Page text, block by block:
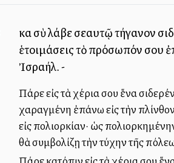
καὶ σὺ λάβε σεαυτῷ τήγανον
ἑτοιμάσεις τὸ πρόσωπόν σου
Ἰσραήλ. -
Πάρε εἰς τὰ χέρια σου ἕνα
χαραγμένη ἐπάνω εἰς τὴν
εἰς πολιορκίαν· ὡς
θὰ συμβολίζῃ τὴν τύχην τῆς